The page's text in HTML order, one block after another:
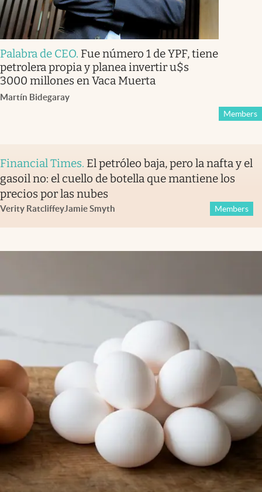
Palabra de CEO. Fue número 1 de YPF, tiene
petrolera propia y planea invertir u$s
3000 millones en Vaca Muerta
Martín Bidegaray
Members
Financial Times. El petróleo baja, pero la nafta y el
gasoil no: el cuello de botella que mantiene los
precios por las nubes
Verity RatcliffeyJamie Smyth Members